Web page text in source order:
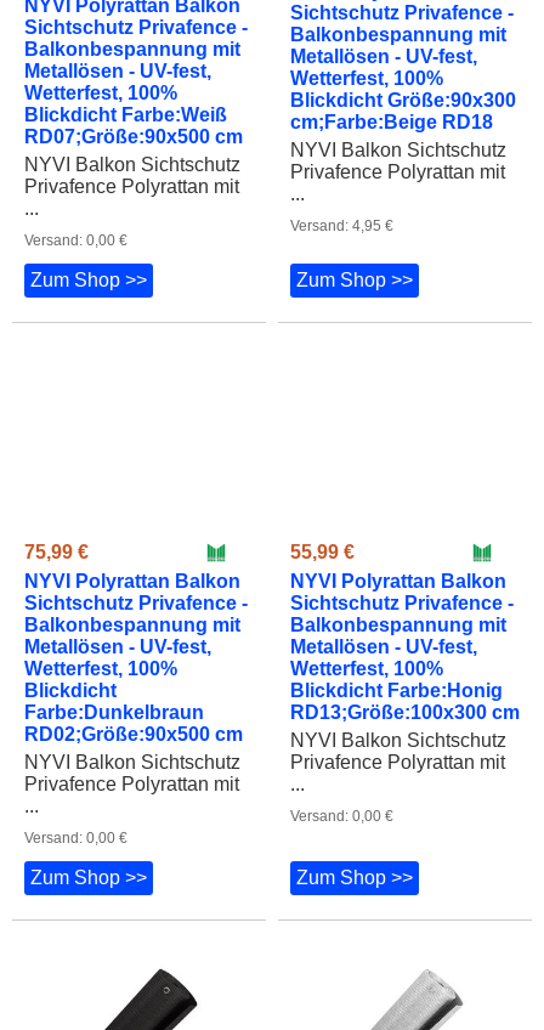
Balkonbespannung mit
Metallösen - UV-fest,
Wetterfest, 100%
Blickdicht Farbe:Weiß
RD07;Größe:90x500 cm
NYVI Balkon Sichtschutz
Privafence Polyrattan mit
...
Versand: 0,00 €
Zum Shop >>
Balkonbespannung mit
Metallösen - UV-fest,
Wetterfest, 100%
Blickdicht Größe:90x300
cm;Farbe:Beige RD18
NYVI Balkon Sichtschutz
Privafence Polyrattan mit
...
NYVI Polyrattan Balkon
Sichtschutz Privafence -
Balkonbespannung mit
Metallösen - UV-fest,
Wetterfest, 100%
Blickdicht
Farbe:Dunkelbraun
RD02;Größe:90x500 cm
NYVI Balkon Sichtschutz
Privafence Polyrattan mit
...
Versand: 0,00 €
Zum Shop >>
NYVI Polyrattan Balkon
Sichtschutz Privafence -
Balkonbespannung mit
Metallösen - UV-fest,
Wetterfest, 100%
Blickdicht Farbe:Honig
RD13;Größe:100x300 cm
NYVI Balkon Sichtschutz
Privafence Polyrattan mit
...
Versand: 0,00 €